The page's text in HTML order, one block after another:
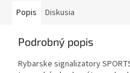
Popis Diskusia
Podrobný popis
Rybarske signalizatory